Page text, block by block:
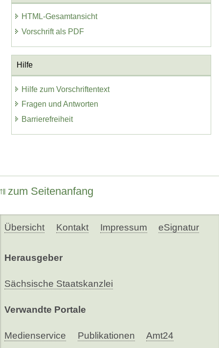
HTML-Gesamtansicht
Vorschrift als PDF
Hilfe
Hilfe zum Vorschriftentext
Fragen und Antworten
Barrierefreiheit
zum Seitenanfang
Übersicht Kontakt Impressum eSignatur
Herausgeber
Sächsische Staatskanzlei
Verwandte Portale
Medienservice Publikationen Amt24